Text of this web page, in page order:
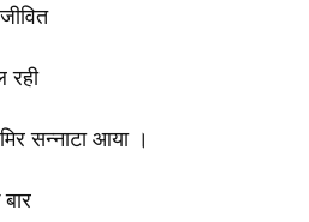
रही
सन्नाटा आया ।